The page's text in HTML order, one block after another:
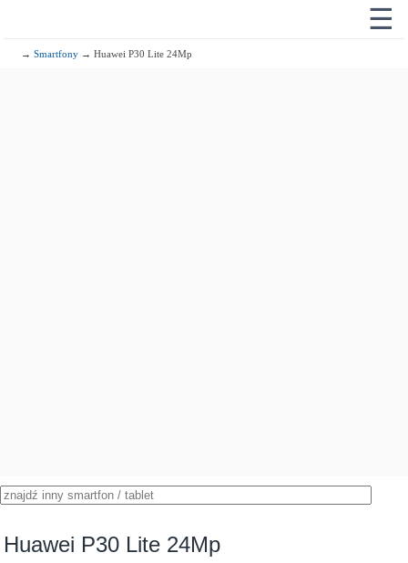
☰
→Smartfony → Huawei P30 Lite 24Mp
Huawei P30 Lite 24Mp